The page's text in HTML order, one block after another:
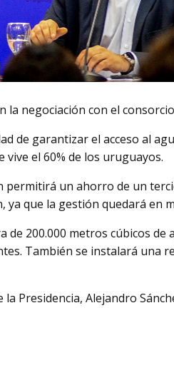
la negociación con el
de garantizar el acceso al
vive el 60% de los uruguayos.
permitirá un ahorro de un
que la gestión quedará en
200.000 metros cúbicos de
También se instalará una
Presidencia, Alejandro